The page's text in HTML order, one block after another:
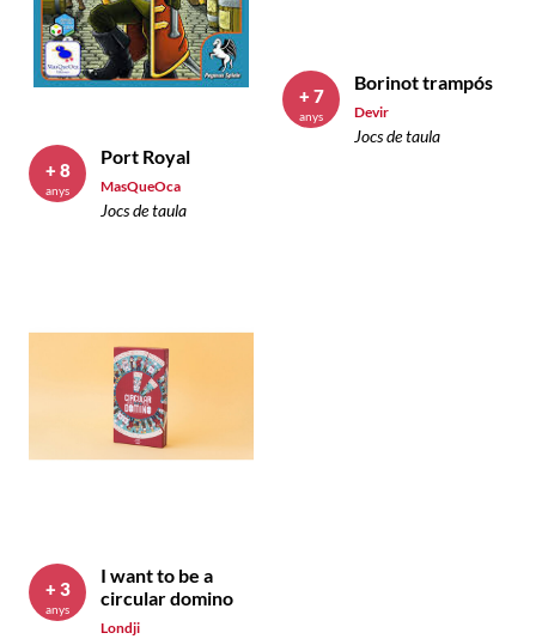
Port Royal
MasQueOca
Jocs de taula
+ 8
anys
Borinot trampós
Devir
Jocs de taula
+ 7
anys
I want to be a
circular domino
Londji
+ 3
anys